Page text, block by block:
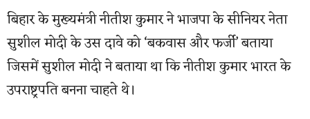
बिहार के मुख्यमंत्री नीतीश कुमार ने भाजपा के सीनियर नेता
सुशील मोदी के उस दावे को ‘बकवास और फर्जी’ बताया
जिसमें सुशील मोदी ने बताया था कि नीतीश कुमार भारत के
उपराष्ट्रपति बनना चाहते थे।